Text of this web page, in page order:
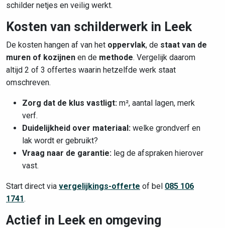
schilder netjes en veilig werkt.
Kosten van schilderwerk in Leek
De kosten hangen af van het oppervlak, de staat van de
muren of kozijnen en de methode. Vergelijk daarom
altijd 2 of 3 offertes waarin hetzelfde werk staat
omschreven.
Zorg dat de klus vastligt: m², aantal lagen, merk
verf.
Duidelijkheid over materiaal: welke grondverf en
lak wordt er gebruikt?
Vraag naar de garantie: leg de afspraken hierover
vast.
Start direct via vergelijkings-offerte of bel 085 106
1741.
Actief in Leek en omgeving